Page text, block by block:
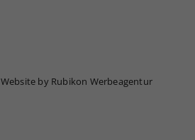
Website by Rubikon Werbeagentur